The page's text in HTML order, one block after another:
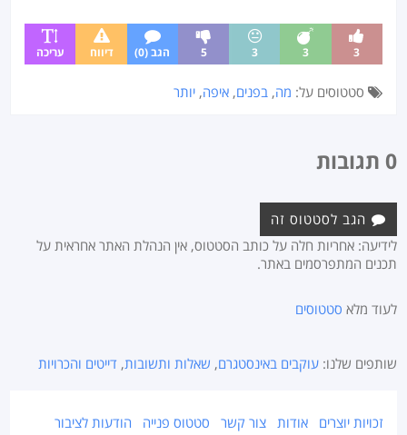
3
3
3
5 הגב (0) דיווח עריכה
סטטוסים על: מה, בפנים,איפה,יותר
0 תגובות
הגב לסטטוס זה
לידיעה: אחריות חלה על כותב הסטטוס, אין הנהלת האתר אחראית על
תכנים המתפרסמים באתר.
לעוד מלא סטטוסים
שותפים שלנו:עוקבים באינסטגרם, שאלות ותשובות, דייטים והכרויות
זכויות יוצרים אודות צור קשר סטטוס פנייה
הודעות לציבור